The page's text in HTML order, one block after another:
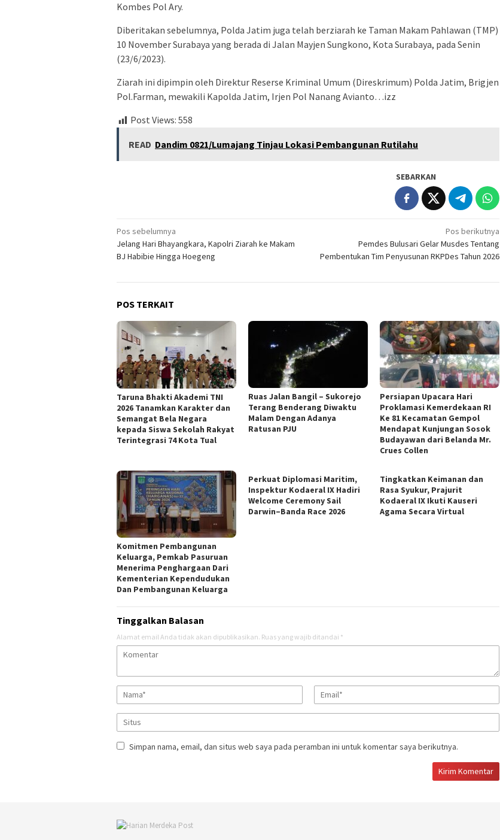
Kombes Pol Ary.
Diberitakan sebelumnya, Polda Jatim juga telah berziarah ke Taman Makam Pahlawan (TMP)
10 November Surabaya yang berada di Jalan Mayjen Sungkono, Kota Surabaya, pada Senin
(23/6/2023).
Ziarah ini dipimpin oleh Direktur Reserse Kriminal Umum (Direskrimum) Polda Jatim, Brigjen
Pol.Farman, mewakili Kapolda Jatim, Irjen Pol Nanang Avianto…izz
Post Views: 558
READ Dandim 0821/Lumajang Tinjau Lokasi Pembangunan Rutilahu
SEBARKAN
Navigasi
pos
Pos sebelumnya
Jelang Hari Bhayangkara, Kapolri Ziarah ke Makam
BJ Habibie Hingga Hoegeng
Pos berikutnya
Pemdes Bulusari Gelar Musdes Tentang
Pembentukan Tim Penyusunan RKPDes Tahun 2026
POS TERKAIT
Taruna Bhakti Akademi TNI
2026 Tanamkan Karakter dan
Semangat Bela Negara
kepada Siswa Sekolah Rakyat
Terintegrasi 74 Kota Tual
Ruas Jalan Bangil – Sukorejo
Terang Benderang Diwaktu
Malam Dengan Adanya
Ratusan PJU
Persiapan Upacara Hari
Proklamasi Kemerdekaan RI
Ke 81 Kecamatan Gempol
Mendapat Kunjungan Sosok
Budayawan dari Belanda Mr.
Crues Collen
Komitmen Pembangunan
Keluarga, Pemkab Pasuruan
Menerima Penghargaan Dari
Kementerian Kependudukan
Dan Pembangunan Keluarga
Perkuat Diplomasi Maritim,
Inspektur Kodaeral IX Hadiri
Welcome Ceremony Sail
Darwin–Banda Race 2026
Tingkatkan Keimanan dan
Rasa Syukur, Prajurit
Kodaeral IX Ikuti Kauseri
Agama Secara Virtual
Tinggalkan Balasan
Alamat email Anda tidak akan dipublikasikan. Ruas yang wajib ditandai *
Simpan nama, email, dan situs web saya pada peramban ini untuk komentar saya berikutnya.